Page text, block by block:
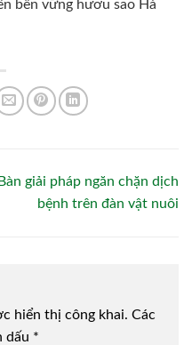
bền vững hươu sao Hà
Bàn giải pháp ngăn chặn dịch
bệnh trên đàn vật nuôi
hiển thị công khai. Các
dấu *